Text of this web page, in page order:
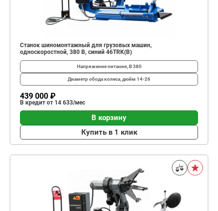
Станок шиномонтажный для грузовых машин,
односкоростной, 380 В, синий 46TRK(B)
Напряжение питания, В380
Диаметр обода колеса, дюйм 14-26
439 000 ₽
В кредит от 14 633/мес
В корзину
Купить в 1 клик